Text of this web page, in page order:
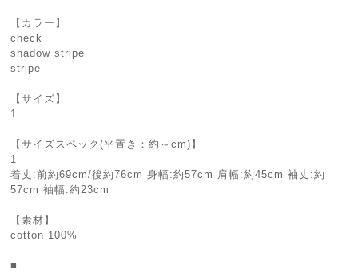
【カラー】
check
shadow stripe
stripe
【サイズ】
1
【サイズスペック(平置き：約～cm)】
1
着丈:前約69cm/後約76cm 身幅:約57cm 肩幅:約45cm 袖丈:約
57cm 袖幅:約23cm
【素材】
cotton 100%
■